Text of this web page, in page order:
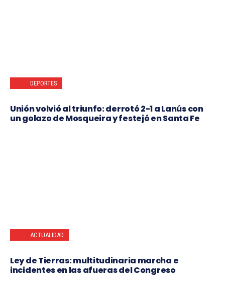
DEPORTES
Unión volvió al triunfo: derrotó 2-1 a Lanús con
un golazo de Mosqueira y festejó en Santa Fe
ACTUALIDAD
Ley de Tierras: multitudinaria marcha e
incidentes en las afueras del Congreso